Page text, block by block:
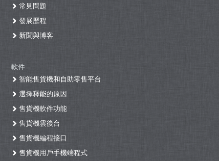
常見問題
發展歷程
新聞與博客
軟件
智能售貨機和自助零售平台
選擇釋能的原因
售貨機軟件功能
售貨機雲後台
售貨機編程接口
售貨機用戶手機端程式